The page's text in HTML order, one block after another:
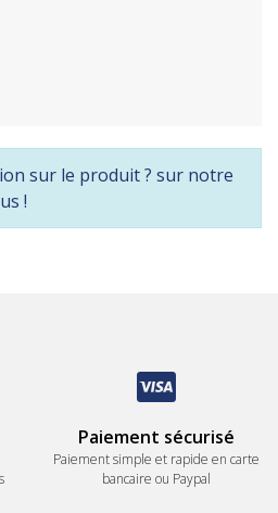
sur le produit ? sur notre
!
Paiement sécurisé
Paiement simple et rapide en carte
bancaire ou Paypal